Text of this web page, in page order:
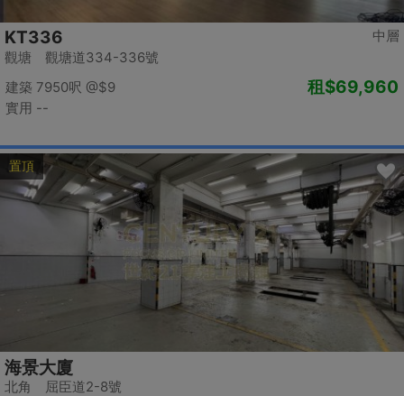
中層
KT336
觀塘 觀塘道334-336號
建築 7950呎 @$9
實用 --
租$69,960
置頂
海景大廈
北角 屈臣道2-8號